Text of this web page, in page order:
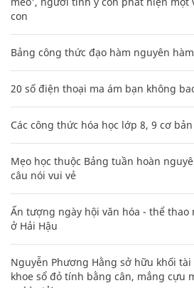
con
Bảng công thức đạo hàm nguyên
20 số điện thoại ma ám bạn không
Các công thức hóa học lớp 8, 9 cơ
Mẹo học thuộc Bảng tuần hoàn
câu nói vui vẻ
Ấn tượng ngày hội văn hóa - thể thao
ở Hải Hậu
Nguyễn Phương Hằng sở hữu khối
khoe sổ đỏ tính bằng cân, mắng cựu